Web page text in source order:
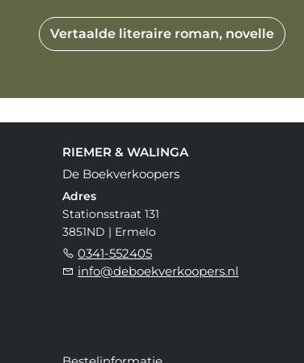
Vertaalde literaire roman, novelle
RIEMER & WALINGA
De Boekverkoopers
Adres
Stationsstraat 131
3851ND | Ermelo
0341-552405
info@deboekverkoopers.nl